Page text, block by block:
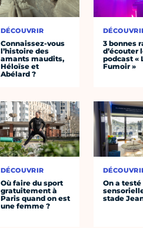
DÉCOUVRIR
Connaissez-vous
l’histoire des
amants maudits,
Héloïse et
Abélard ?
DÉCOUVRIR
Où faire du sport
gratuitement à
Paris quand on est
une femme ?
3 bonnes
d’écouter
podcast «
Fumoir »
On a
stade